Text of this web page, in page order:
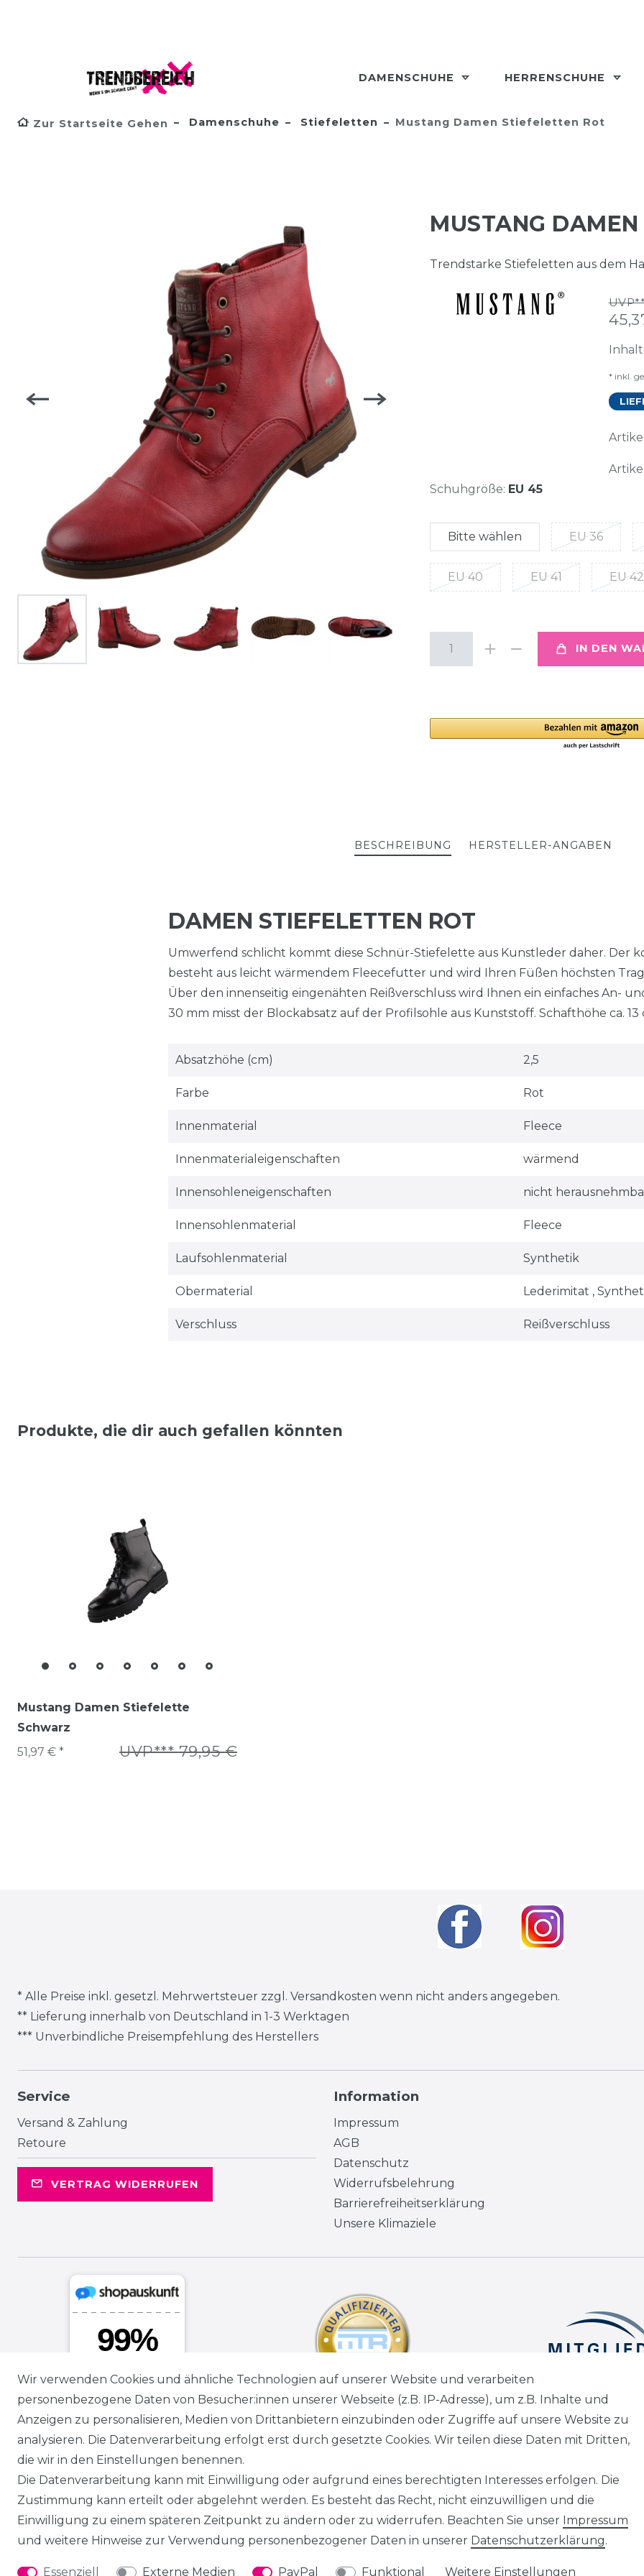
DAMENSCHUHE HERRENSCHUHE
Zur Startseite Gehen Damenschuhe Stiefeletten Mustang Damen Stiefeletten Rot
MUSTANG
Trendstarke Stiefeletten aus dem
* inkl.
Schuhgröße: EU 45
Bitte wählen EU 36
EU 40 EU 41 EU 42
IN DEN
BESCHREIBUNG HERSTELLER-ANGABEN
DAMEN STIEFELETTEN ROT
Umwerfend schlicht kommt diese Schnür-Stiefelette aus Kunstleder daher. Der
besteht aus leicht wärmendem Fleecefutter und wird Ihren Füßen höchsten
Über den innenseitig eingenähten Reißverschluss wird Ihnen ein einfaches An-
30 mm misst der Blockabsatz auf der Profilsohle aus Kunststoff. Schafthöhe ca. 13
Absatzhöhe (cm) 2,5
Farbe Rot
Innenmaterial Fleece
Innenmaterialeigenschaften wärmend
Innensohleneigenschaften nicht
Innensohlenmaterial Fleece
Laufsohlenmaterial Synthetik
Obermaterial Lederimitat ,
Verschluss Reißverschluss
Produkte, die dir auch gefallen könnten
Mustang Damen Stiefelette
Schwarz
UVP*** 79,95 €
51,97 € *
* Alle Preise inkl. gesetzl. Mehrwertsteuer zzgl. Versandkosten wenn nicht anders angegeben.
** Lieferung innerhalb von Deutschland in 1-3 Werktagen
*** Unverbindliche Preisempfehlung des Herstellers
Service
Versand & Zahlung
Retoure
VERTRAG WIDERRUFEN
Information
Impressum
AGB
Datenschutz
Widerrufsbelehrung
Barrierefreiheitserklärung
Unsere Klimaziele
Wir verwenden Cookies und ähnliche Technologien auf unserer Website und verarbeiten
personenbezogene Daten von Besucher:innen unserer Webseite (z.B. IP-Adresse), um z.B. Inhalte und
Anzeigen zu personalisieren, Medien von Drittanbietern einzubinden oder Zugriffe auf unsere Website zu
analysieren. Die Datenverarbeitung erfolgt erst durch gesetzte Cookies. Wir teilen diese Daten mit Dritten,
die wir in den Einstellungen benennen.
Die Datenverarbeitung kann mit Einwilligung oder aufgrund eines berechtigten Interesses erfolgen. Die
Zustimmung kann erteilt oder abgelehnt werden. Es besteht das Recht, nicht einzuwilligen und die
Einwilligung zu einem späteren Zeitpunkt zu ändern oder zu widerrufen. Beachten Sie unser Impressum
und weitere Hinweise zur Verwendung personenbezogener Daten in unserer Daten­schutz­erklärung.
Essenziell Externe Medien PayPal Funktional Weitere Einstellungen